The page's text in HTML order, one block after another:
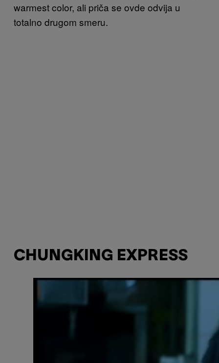
warmest color, ali priča se ovde odvija u
totalno drugom smeru.
CHUNGKING EXPRESS